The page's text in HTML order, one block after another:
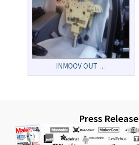
INMOOV OUT …
Press Release